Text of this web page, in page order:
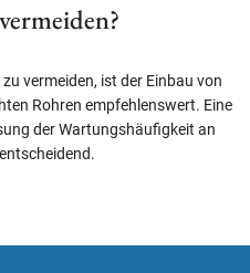
vermeiden, ist der Einbau von
Rohren empfehlenswert. Eine
der Wartungshäufigkeit an